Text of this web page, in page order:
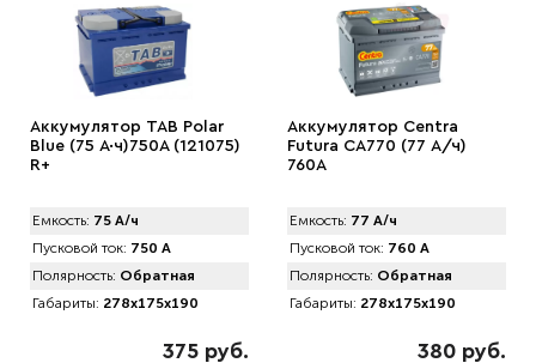
Аккумулятор TAB Polar
Blue (75 А·ч)750А (121075)
R+
Емкость: 75 А/ч
Пусковой ток: 750 А
Полярность: Обратная
Габариты: 278x175x190
375 руб.
Аккумулятор Centra
Futura CA770 (77 А/ч)
760A
Емкость: 77 А/ч
Пусковой ток: 760 А
Полярность: Обратная
Габариты: 278x175x190
380 руб.